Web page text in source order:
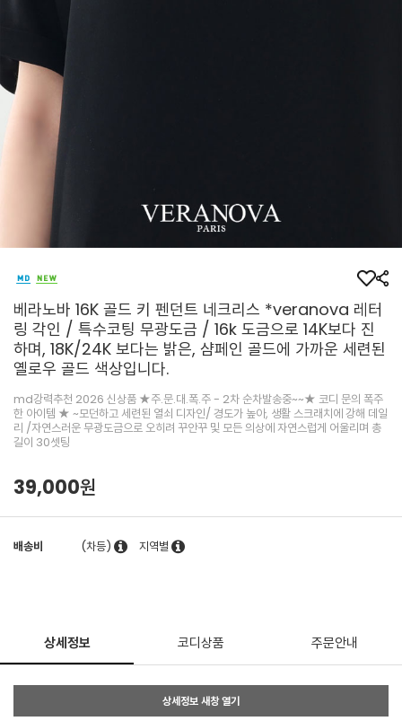
베라노바 16K 골드 키 펜던트 네크리스 *veranova 레터
링 각인 / 특수코팅 무광도금 / 16k 도금으로 14K보다 진
하며, 18K/24K 보다는 밝은, 샴페인 골드에 가까운 세련된
옐로우 골드 색상입니다.
md강력추천 2026 신상품 ★주.문.대.폭.주 - 2차 순차발송중~~★ 코디 문의 폭주
한 아이템 ★ ~모던하고 세련된 열쇠 디자인/ 경도가 높아, 생활 스크래치에 강해 데일
리 /자연스러운 무광도금으로 오히려 꾸안꾸 및 모든 의상에 자연스럽게 어울리며 총
길이 30셋팅
39,000원
배송비 (차등) 지역별
상세정보 코디상품 주문안내
상세정보 새창 열기